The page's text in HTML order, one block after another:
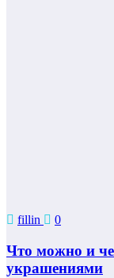
fillin 0
Что можно и
украшениями